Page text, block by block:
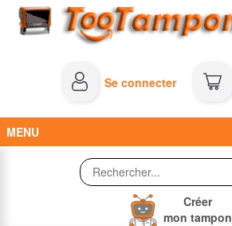
Se connecter
MENU
Créer
mon tampon